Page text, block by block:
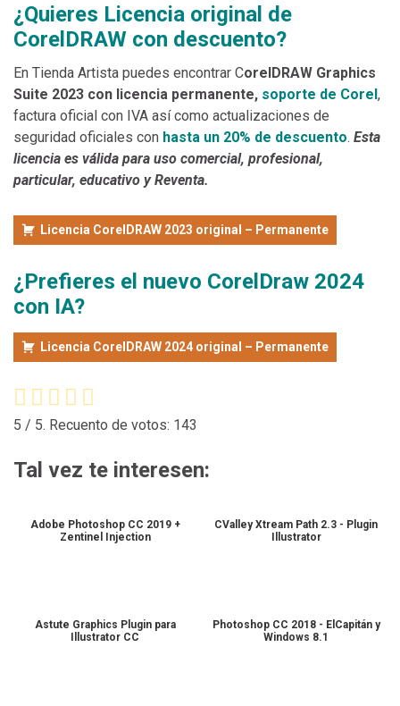
¿Quieres Licencia original de
CorelDRAW con descuento?
En Tienda Artista puedes encontrar CorelDRAW Graphics
Suite 2023 con licencia permanente, soporte de Corel,
factura oficial con IVA así como actualizaciones de
seguridad oficiales con hasta un 20% de descuento. Esta
licencia es válida para uso comercial, profesional,
particular, educativo y Reventa.
Licencia CorelDRAW 2023 original – Permanente
¿Prefieres el nuevo CorelDraw 2024
con IA?
Licencia CorelDRAW 2024 original – Permanente
5 / 5. Recuento de votos: 143
Tal vez te interesen:
Adobe Photoshop CC 2019 +
Zentinel Injection
CValley Xtream Path 2.3 - Plugin
Illustrator
Astute Graphics Plugin para
Illustrator CC
Photoshop CC 2018 - ElCapitán y
Windows 8.1